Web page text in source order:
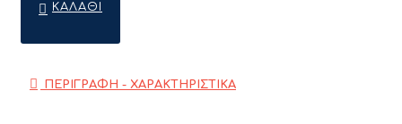
ΚΑΛΆΘΙ
ΠΕΡΙΓΡΑΦΗ - ΧΑΡΑΚΤΗΡΙΣΤΙΚΑ